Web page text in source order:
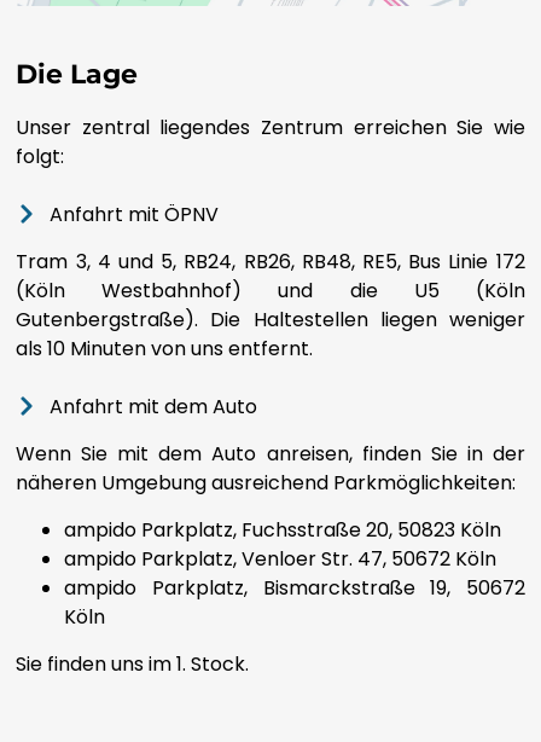
EESTI
SUOMI
FRANÇAIS
GALEGO
ᲥᲐᲠᲗᲣᲚᲘ
DEUTSCH
ΕΛΛΗΝΙΚΆ
Die Lage
Unser zentral liegendes Zentrum erreichen Sie wie
folgt:
Anfahrt mit ÖPNV
Tram 3, 4 und 5, RB24, RB26, RB48, RE5, Bus Linie 172
(Köln Westbahnhof) und die U5 (Köln
Gutenbergstraße). Die Haltestellen liegen weniger
als 10 Minuten von uns entfernt.
Anfahrt mit dem Auto
Wenn Sie mit dem Auto anreisen, finden Sie in der
näheren Umgebung ausreichend Parkmöglichkeiten:
ampido Parkplatz, Fuchsstraße 20, 50823 Köln
ampido Parkplatz, Venloer Str. 47, 50672 Köln
ampido Parkplatz, Bismarckstraße 19, 50672
Köln
Sie finden uns im 1. Stock.